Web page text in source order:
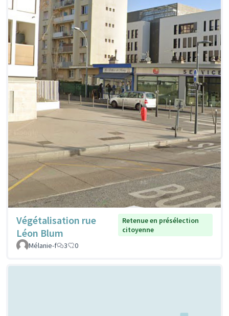
Végétalisation rue
Léon Blum
Retenue en présélection
citoyenne
Mélanie-f
3 0